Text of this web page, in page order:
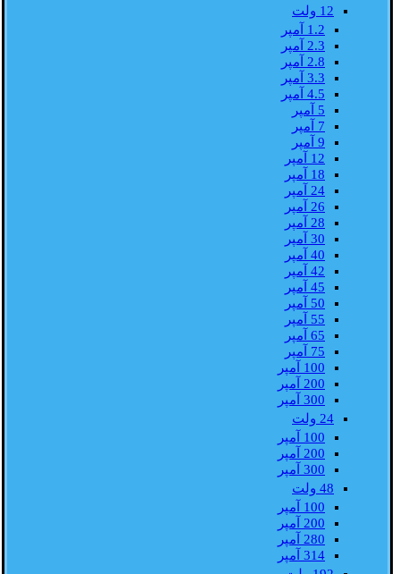
12 ولت
1.2 آمپر
2.3 آمپر
2.8 آمپر
3.3 آمپر
4.5 آمپر
5 آمپر
7 آمپر
9 آمپر
12 آمپر
18 آمپر
24 آمپر
26 آمپر
28 آمپر
30 آمپر
40 آمپر
42 آمپر
45 آمپر
50 آمپر
55 آمپر
65 آمپر
75 آمپر
100 آمپر
200 آمپر
300 آمپر
24 ولت
100 آمپر
200 آمپر
300 آمپر
48 ولت
100 آمپر
200 آمپر
280 آمپر
314 آمپر